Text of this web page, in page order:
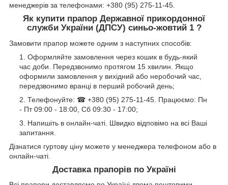
менеджерів за телефонами: +380 (95) 275-11-45.
Як купити прапор Державної прикордонної
служби України (ДПСУ) синьо-жовтий 1 ?
Замовити прапор можете одним з наступних способів:
Оформляйте замовлення через кошик в будь-який
час доби. Передзвонимо протягом 15 хвилин. Якщо
оформили замовлення у вихідний або неробочий час,
передзвонимо вранці в перший робочий день;
Телефонуйте: ☎ +380 (95) 275-11-45. Працюємо: Пн
- Пт 09:00 - 18:00, Сб 09:30 - 17:00;
Напишіть в онлайн-чаті. Швидко відповімо на всі Ваші
запитання.
Дізнатися гуртову ціну можете у менеджера телефоном або в
онлайн-чаті.
Доставка прапорів по Україні